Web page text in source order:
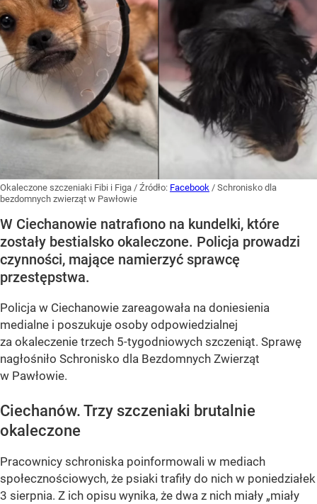
Okaleczone szczeniaki Fibi i Figa / Źródło: Facebook / Schronisko dla
bezdomnych zwierząt w Pawłowie
W Ciechanowie natrafiono na kundelki, które
zostały bestialsko okaleczone. Policja prowadzi
czynności, mające namierzyć sprawcę
przestępstwa.
Policja w Ciechanowie zareagowała na doniesienia
medialne i poszukuje osoby odpowiedzialnej
za okaleczenie trzech 5-tygodniowych szczeniąt. Sprawę
nagłośniło Schronisko dla Bezdomnych Zwierząt
w Pawłowie.
Ciechanów. Trzy szczeniaki brutalnie
okaleczone
Pracownicy schroniska poinformowali w mediach
społecznościowych, że psiaki trafiły do nich w poniedziałek
3 sierpnia. Z ich opisu wynika, że dwa z nich miały „miały